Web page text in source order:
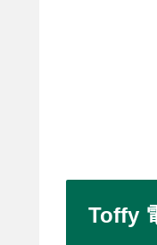
Toffy